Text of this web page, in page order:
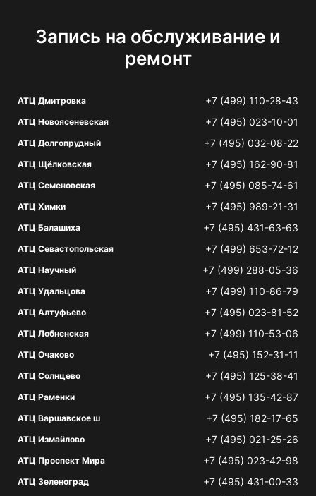
Запись на обслуживание и
ремонт
АТЦ Дмитровка +7 (499) 110-28-43
АТЦ Новоясеневская +7 (495) 023-10-01
АТЦ Долгопрудный +7 (495) 032-08-22
АТЦ Щёлковская +7 (495) 162-90-81
АТЦ Семеновская +7 (495) 085-74-61
АТЦ Химки +7 (495) 989-21-31
АТЦ Балашиха +7 (495) 431-63-63
АТЦ Севастопольская +7 (499) 653-72-12
АТЦ Научный +7 (499) 288-05-36
АТЦ Удальцова +7 (499) 110-86-79
АТЦ Алтуфьево +7 (495) 023-81-52
АТЦ Лобненская +7 (499) 110-53-06
АТЦ Очаково +7 (495) 152-31-11
АТЦ Солнцево +7 (495) 125-38-41
АТЦ Раменки +7 (495) 135-42-87
АТЦ Варшавское ш +7 (495) 182-17-65
АТЦ Измайлово +7 (495) 021-25-26
АТЦ Проспект Мира +7 (495) 023-42-98
АТЦ Зеленоград +7 (495) 431-00-33